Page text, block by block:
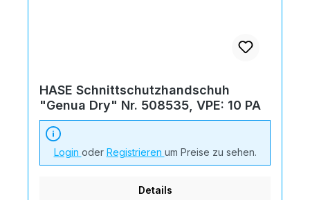
HASE Schnittschutzhandschuh
"Genua Dry" Nr. 508535, VPE: 10 PA
Login oder Registrieren um Preise zu sehen.
Details